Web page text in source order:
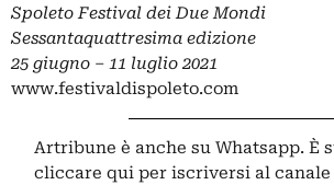
Spoleto Festival dei Due Mondi
Sessantaquattresima edizione
25 giugno – 11 luglio 2021
www.festivaldispoleto.com
Artribune è anche su Whatsapp. È
cliccare qui per iscriversi al canale